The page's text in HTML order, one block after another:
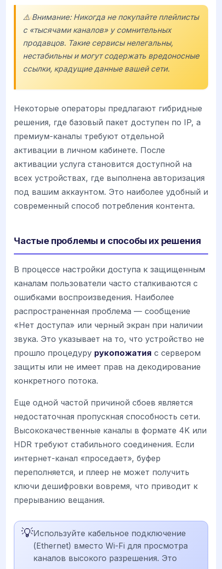
⚠️ Внимание: Никогда не покупайте плейлисты
с «тысячами каналов» у сомнительных
продавцов. Такие сервисы нелегальны,
нестабильны и могут содержать вредоносные
ссылки, крадущие данные вашей сети.
Некоторые операторы предлагают гибридные
решения, где базовый пакет доступен по IP, а
премиум-каналы требуют отдельной
активации в личном кабинете. После
активации услуга становится доступной на
всех устройствах, где выполнена авторизация
под вашим аккаунтом. Это наиболее удобный и
современный способ потребления контента.
Частые проблемы и способы их решения
В процессе настройки доступа к защищенным
каналам пользователи часто сталкиваются с
ошибками воспроизведения. Наиболее
распространенная проблема — сообщение
«Нет доступа» или черный экран при наличии
звука. Это указывает на то, что устройство не
прошло процедуру рукопожатия с сервером
защиты или не имеет прав на декодирование
конкретного потока.
Еще одной частой причиной сбоев является
недостаточная пропускная способность сети.
Высококачественные каналы в формате 4K или
HDR требуют стабильного соединения. Если
интернет-канал «проседает», буфер
переполняется, и плеер не может получить
ключи дешифровки вовремя, что приводит к
прерыванию вещания.
💡Используйте кабельное подключение
(Ethernet) вместо Wi-Fi для просмотра
каналов высокого разрешения. Это